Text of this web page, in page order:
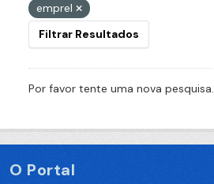
emprel
Filtrar Resultados
Por favor tente uma nova pesquisa.
O Portal